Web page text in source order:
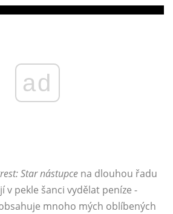
ad
Star nástupce na dlouhou řadu
v pekle šanci vydělat peníze -
mnoho mých oblíbených